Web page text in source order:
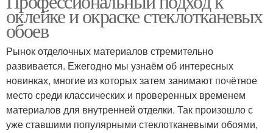
оклейке и окраске стеклотканевых
обоев
Рынок отделочных материалов стремительно
развивается. Ежегодно мы узнаём об интересных
новинках, многие из которых затем занимают почётное
место среди классических и проверенных временем
материалов для внутренней отделки. Так произошло с
уже ставшими популярными стеклотканевыми обоями,